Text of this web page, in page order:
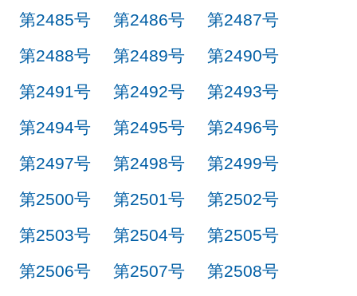
第2485号
第2486号
第2487号
第2488号
第2489号
第2490号
第2491号
第2492号
第2493号
第2494号
第2495号
第2496号
第2497号
第2498号
第2499号
第2500号
第2501号
第2502号
第2503号
第2504号
第2505号
第2506号
第2507号
第2508号